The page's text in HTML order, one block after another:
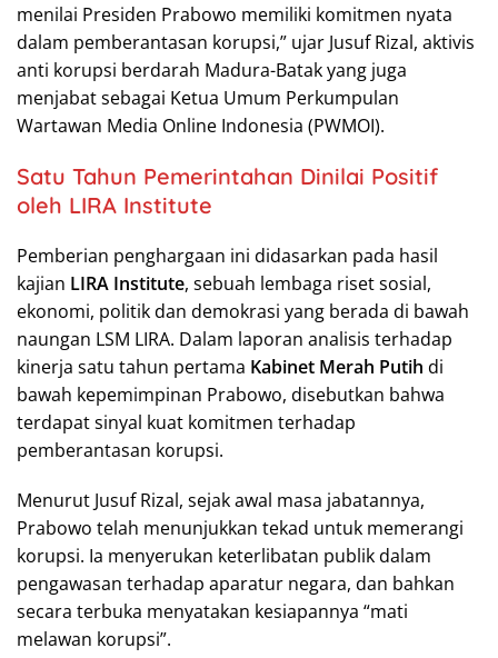
menilai Presiden Prabowo memiliki komitmen nyata
dalam pemberantasan korupsi,” ujar Jusuf Rizal, aktivis
anti korupsi berdarah Madura-Batak yang juga
menjabat sebagai Ketua Umum Perkumpulan
Wartawan Media Online Indonesia (PWMOI).
Satu Tahun Pemerintahan Dinilai Positif
oleh LIRA Institute
Pemberian penghargaan ini didasarkan pada hasil
kajian LIRA Institute, sebuah lembaga riset sosial,
ekonomi, politik dan demokrasi yang berada di bawah
naungan LSM LIRA. Dalam laporan analisis terhadap
kinerja satu tahun pertama Kabinet Merah Putih di
bawah kepemimpinan Prabowo, disebutkan bahwa
terdapat sinyal kuat komitmen terhadap
pemberantasan korupsi.
Menurut Jusuf Rizal, sejak awal masa jabatannya,
Prabowo telah menunjukkan tekad untuk memerangi
korupsi. Ia menyerukan keterlibatan publik dalam
pengawasan terhadap aparatur negara, dan bahkan
secara terbuka menyatakan kesiapannya “mati
melawan korupsi”.